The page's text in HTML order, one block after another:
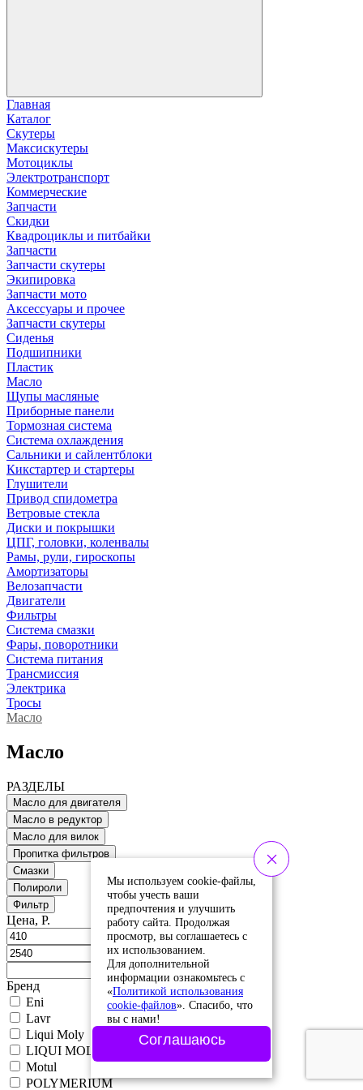
Главная
Каталог
Скутеры
Максискутеры
Мотоциклы
Электротранспорт
Коммерческие
Запчасти
Скидки
Квадроциклы и питбайки
Запчасти
Запчасти скутеры
Экипировка
Запчасти мото
Аксессуары и прочее
Запчасти скутеры
Сиденья
Подшипники
Пластик
Масло
Щупы масляные
Приборные панели
Тормозная система
Система охлаждения
Сальники и сайлентблоки
Кикстартер и стартеры
Глушители
Привод спидометра
Ветровые стекла
Диски и покрышки
ЦПГ, головки, коленвалы
Рамы, рули, гироскопы
Амортизаторы
Велозапчасти
Двигатели
Фильтры
Система смазки
Фары, поворотники
Система питания
Трансмиссия
Электрика
Тросы
Масло
Масло
РАЗДЕЛЫ
Масло для двигателя
Масло в редуктор
Масло для вилок
Пропитка фильтров
Смазки
Полироли
Фильтр
Цена, Р.
Бренд
Eni
Lavr
Liqui Moly
LIQUI MOLY
Motul
POLYMERIUM
Мы используем cookie-файлы,
чтобы учесть ваши
предпочтения и улучшить
работу сайта. Продолжая
просмотр, вы соглашаетесь с
их использованием.
Для дополнительной
информации ознакомьтесь с
«Политикой использования
cookie-файлов». Спасибо, что
вы с нами!
Соглашаюсь